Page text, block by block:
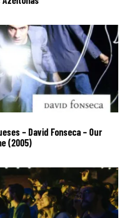
– David Fonseca – Our
(2005)